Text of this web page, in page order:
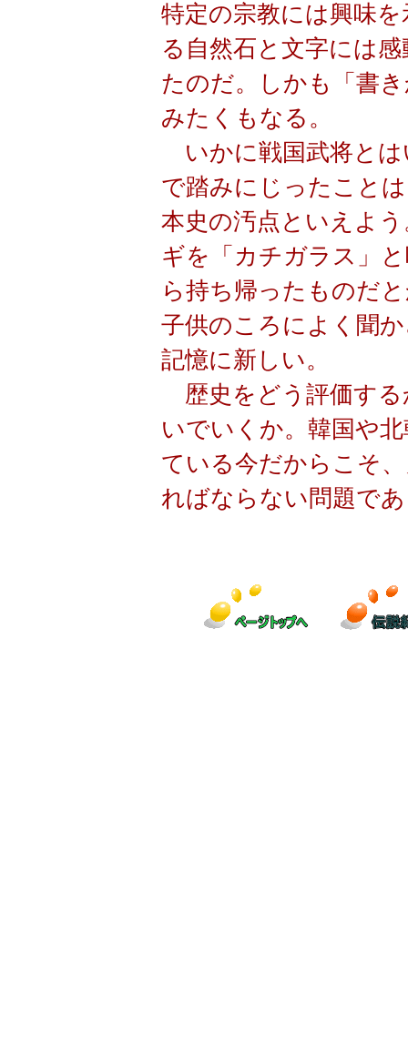
特定の宗教には興味
る自然石と文字には
たのだ。しかも「書
みたくもなる。
いかに戦国武将とは
で踏みにじったこと
本史の汚点といえよ
ギを「カチガラス」
ら持ち帰ったものだ
子供のころによく聞
記憶に新しい。
歴史をどう評価する
いでいくか。韓国や
ている今だからこそ
ればならない問題で